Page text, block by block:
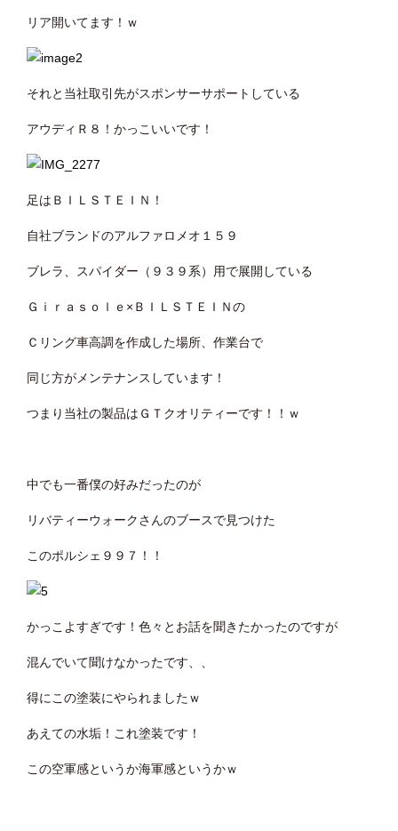
リア開いてます！ｗ
それと当社取引先がスポンサーサポートしている
アウディＲ８！かっこいいです！
足はＢＩＬＳＴＥＩＮ！
自社ブランドのアルファロメオ１５９
ブレラ、スパイダー（９３９系）用で展開している
Ｇｉｒａｓｏｌｅ×ＢＩＬＳＴＥＩＮの
Ｃリング車高調を作成した場所、作業台で
同じ方がメンテナンスしています！
つまり当社の製品はＧＴクオリティーです！！ｗ
中でも一番僕の好みだったのが
リバティーウォークさんのブースで見つけた
このポルシェ９９７！！
かっこよすぎです！色々とお話を聞きたかったのですが
混んでいて聞けなかったです、、
得にこの塗装にやられましたｗ
あえての水垢！これ塗装です！
この空軍感というか海軍感というかｗ